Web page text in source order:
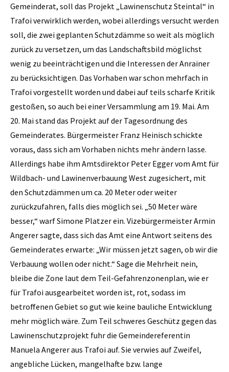
Gemeinderat, soll das Projekt „Lawinenschutz Steintal“ in
Trafoi verwirklich werden, wobei allerdings versucht werden
soll, die zwei geplanten Schutzdämme so weit als möglich
zurück zu versetzen, um das Landschaftsbild möglichst
wenig zu beeinträchtigen und die Interessen der Anrainer
zu berücksichtigen. Das Vorhaben war schon mehrfach in
Trafoi vorgestellt worden und dabei auf teils scharfe Kritik
gestoßen, so auch bei einer Versammlung am 19. Mai. Am
20. Mai stand das Projekt auf der Tagesordnung des
Gemeinderates. Bürgermeister Franz Heinisch schickte
voraus, dass sich am Vorhaben nichts mehr ändern lasse.
Allerdings habe ihm Amtsdirektor Peter Egger vom Amt für
Wildbach- und Lawinenverbauung West zugesichert, mit
den Schutzdämmen um ca. 20 Meter oder weiter
zurückzufahren, falls dies möglich sei. „50 Meter wäre
besser,“ warf Simone Platzer ein. Vizebürgermeister Armin
Angerer sagte, dass sich das Amt eine Antwort seitens des
Gemeinderates erwarte: „Wir müssen jetzt sagen, ob wir die
Verbauung wollen oder nicht.“ Sage die Mehrheit nein,
bleibe die Zone laut dem Teil-Gefahrenzonenplan, wie er
für Trafoi ausgearbeitet worden ist, rot, sodass im
betroffenen Gebiet so gut wie keine bauliche Entwicklung
mehr möglich wäre. Zum Teil schweres Geschütz gegen das
Lawinenschutzprojekt fuhr die Gemeindereferentin
Manuela Angerer aus Trafoi auf. Sie verwies auf Zweifel,
angebliche Lücken, mangelhafte bzw. lange